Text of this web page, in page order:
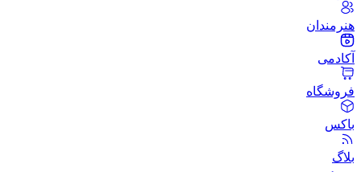
هنرمندان
آکادمی
فروشگاه
باکس
بلاگ